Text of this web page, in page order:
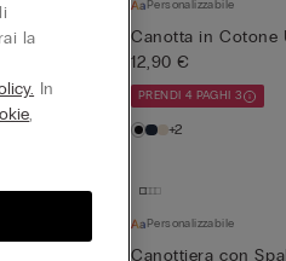
Personalizzabile
Canotta in Cotone
12,90 €
PRENDI 4 PAGHI 3
+2
Personalizzabile
Canottiera con
la
In
,